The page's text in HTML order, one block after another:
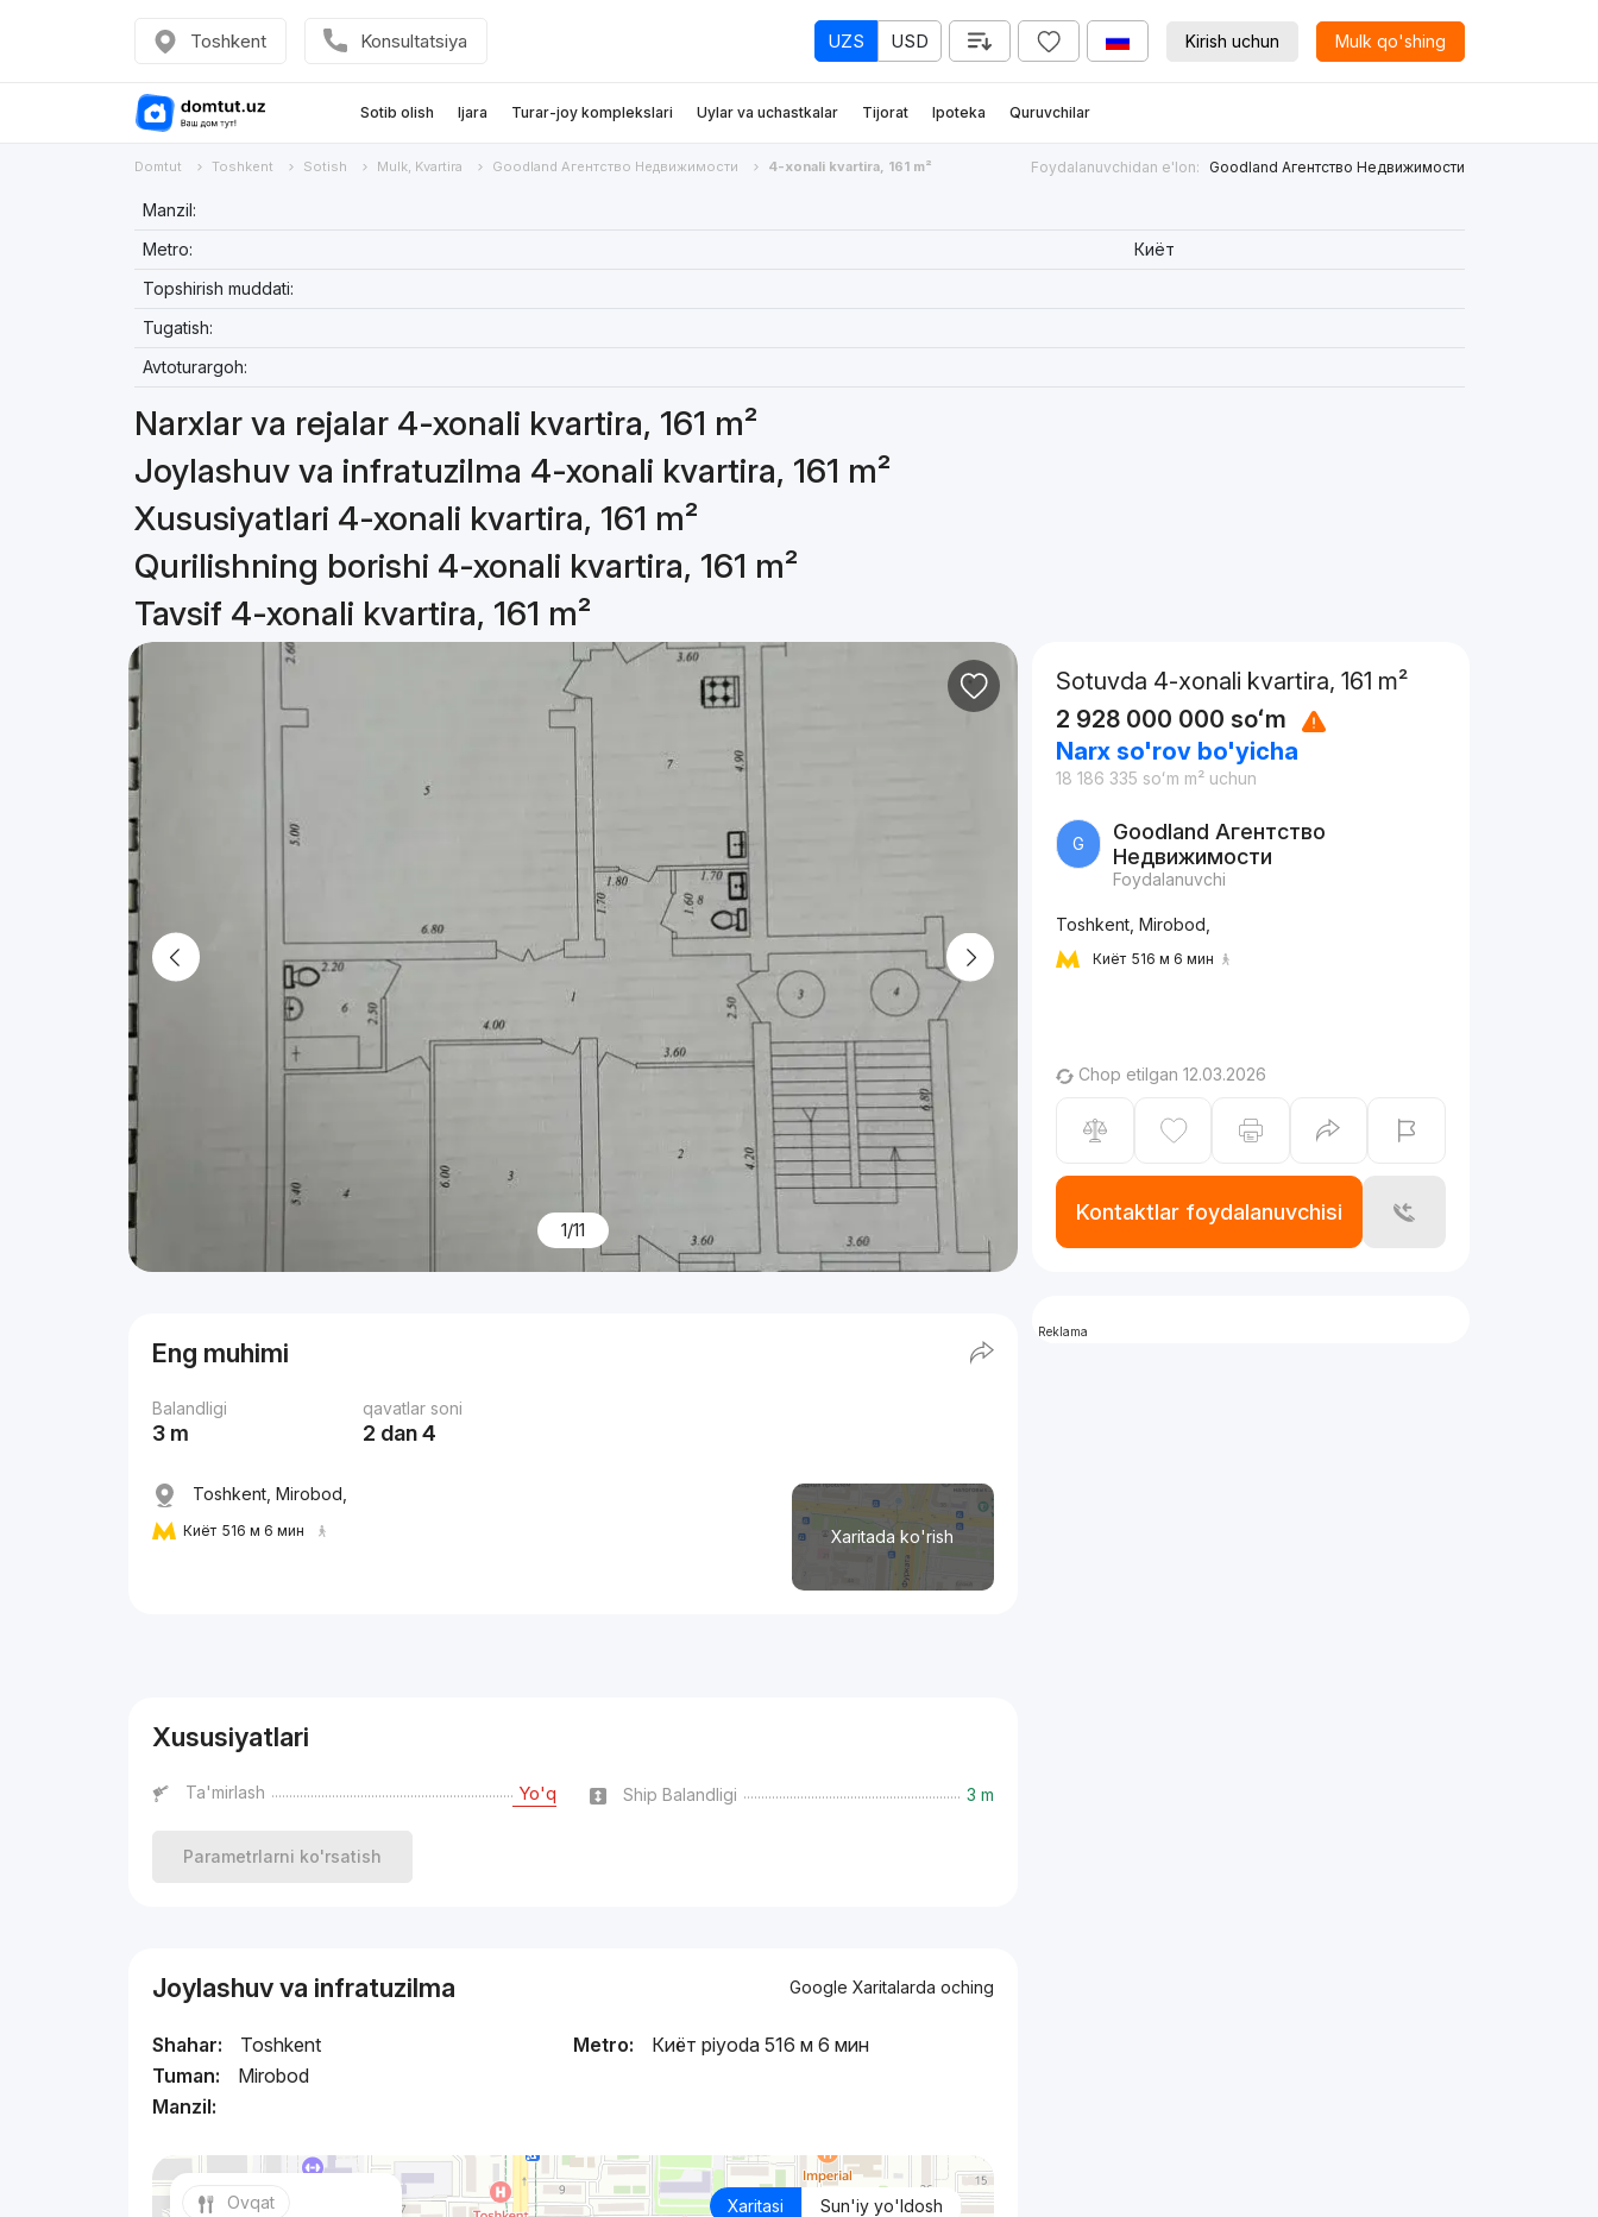
Toshkent Konsultatsiya UZS USD Kirish uchun Mulk qo'shing
Sotib olish Ijara Turar-joy komplekslari Uylar va uchastkalar Tijorat Ipoteka Quruvchilar
Domtut Toshkent Sotish Mulk, Kvartira Goodland Агентство Недвижимости 4-xonali kvartira, 161 m² Foydalanuvchidan e'lon: Goodland Агентство Недвижимости
Manzil:
Metro:
Киёт
Topshirish muddati:
Tugatish:
Avtoturargoh:
Narxlar va rejalar 4-xonali kvartira, 161 m²
Joylashuv va infratuzilma 4-xonali kvartira, 161 m²
Xususiyatlari 4-xonali kvartira, 161 m²
Qurilishning borishi 4-xonali kvartira, 161 m²
Tavsif 4-xonali kvartira, 161 m²
1/11
Eng muhimi
Balandligi
3 m
qavatlar soni
2 dan 4
Xaritada ko'rish
Toshkent, Mirobod,
Киёт 516 м 6 мин
Xususiyatlari
Ta'mirlash Yo'q Ship Balandligi 3 m
Parametrlarni ko'rsatish
Joylashuv va infratuzilma Google Xaritalarda oching
Shahar:
Toshkent
Tuman:
Mirobod
Manzil:
Metro: Киёт piyoda 516 м 6 мин
Xaritasi Sun'iy yo'ldosh
Ovqat
Sotuvda 4-xonali kvartira, 161 m²
2 928 000 000 soʻm
Narx so'rov bo'yicha
18 186 335 soʻm m² uchun
G
Goodland Агентство
Недвижимости
Foydalanuvchi
Toshkent, Mirobod,
Киёт 516 м 6 мин
Chop etilgan 12.03.2026
Kontaktlar foydalanuvchisi
Reklama